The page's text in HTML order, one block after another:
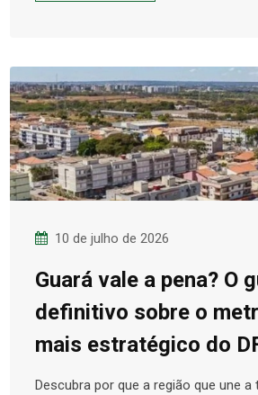
10 de julho de 2026
Guará vale a pena? O
definitivo sobre o
mais estratégico do
Descubra por que a região que une